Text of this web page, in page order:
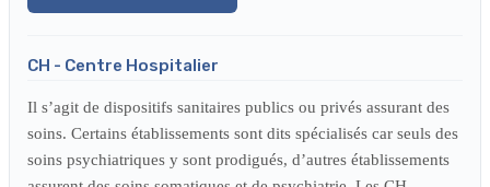
CH - Centre Hospitalier
Il s’agit de dispositifs sanitaires publics ou privés assurant des
soins. Certains établissements sont dits spécialisés car seuls des
soins psychiatriques y sont prodigués, d’autres établissements